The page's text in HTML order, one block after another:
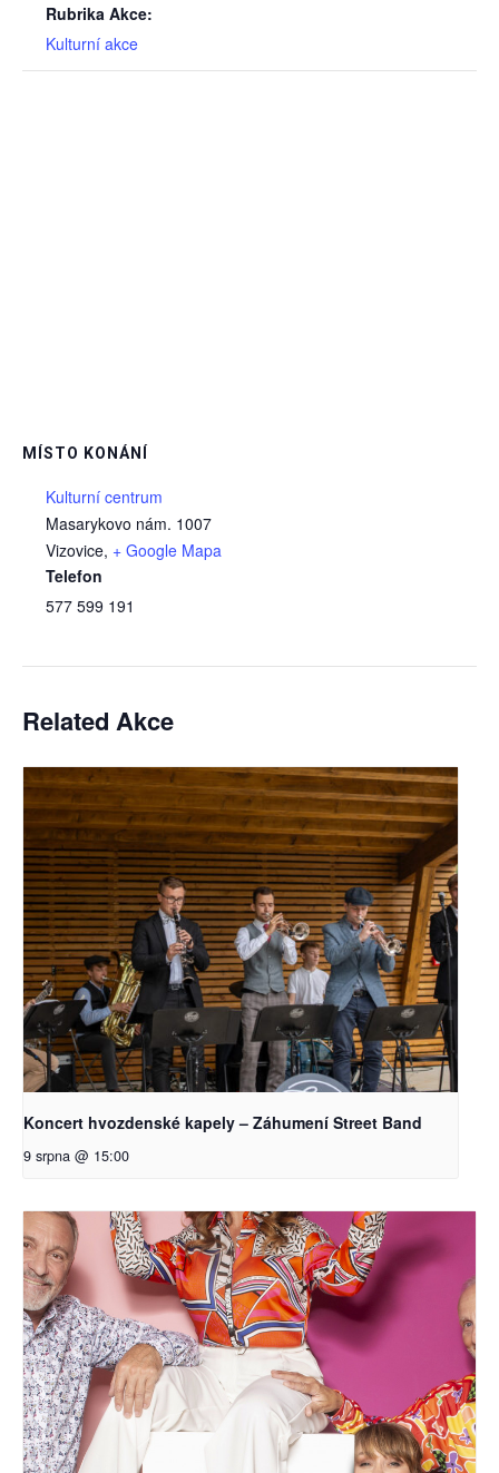
Rubrika Akce:
Kulturní akce
MÍSTO KONÁNÍ
Kulturní centrum
Masarykovo nám. 1007
Vizovice, + Google Mapa
Telefon
577 599 191
Related Akce
Koncert hvozdenské kapely – Záhumení Street Band
9 srpna @ 15:00